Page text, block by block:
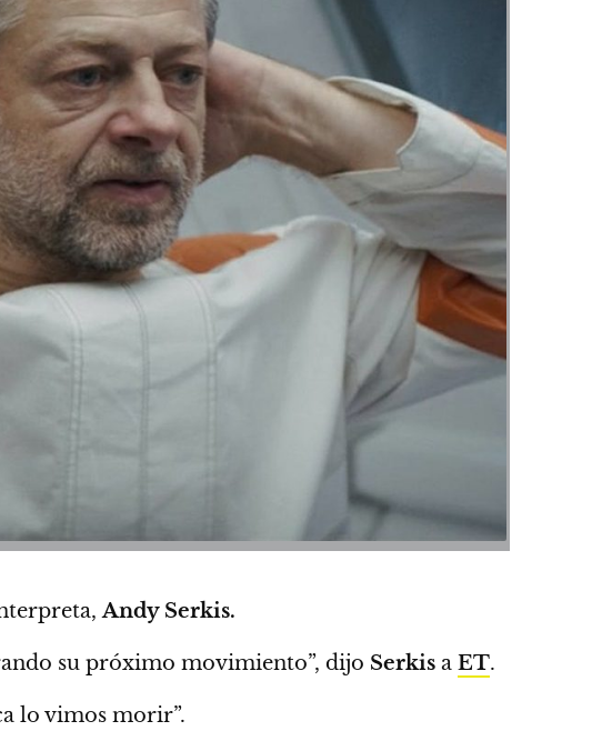
Andy Serkis.
su próximo movimiento”, dijo Serkis a ET.
lo vimos morir”.